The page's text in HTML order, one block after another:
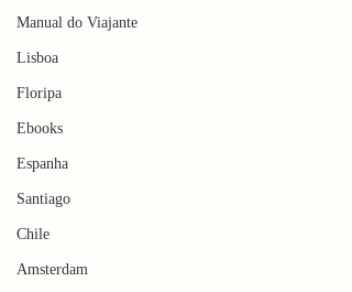
Manual do Viajante
Lisboa
Floripa
Ebooks
Espanha
Santiago
Chile
Amsterdam